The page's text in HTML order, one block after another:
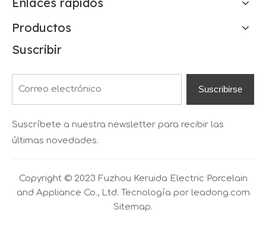
Productos
Suscribir
Suscribirse
Suscríbete a nuestra newsletter para recibir las
últimas novedades.
Copyright © 2023 Fuzhou Keruida Electric Porcelain
and Appliance Co., Ltd. Tecnología por leadong.com
Sitemap.